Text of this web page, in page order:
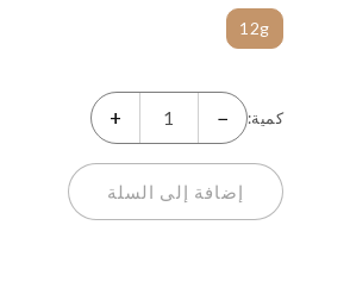
12g
كمية: −
+
إضافة إلى السلة